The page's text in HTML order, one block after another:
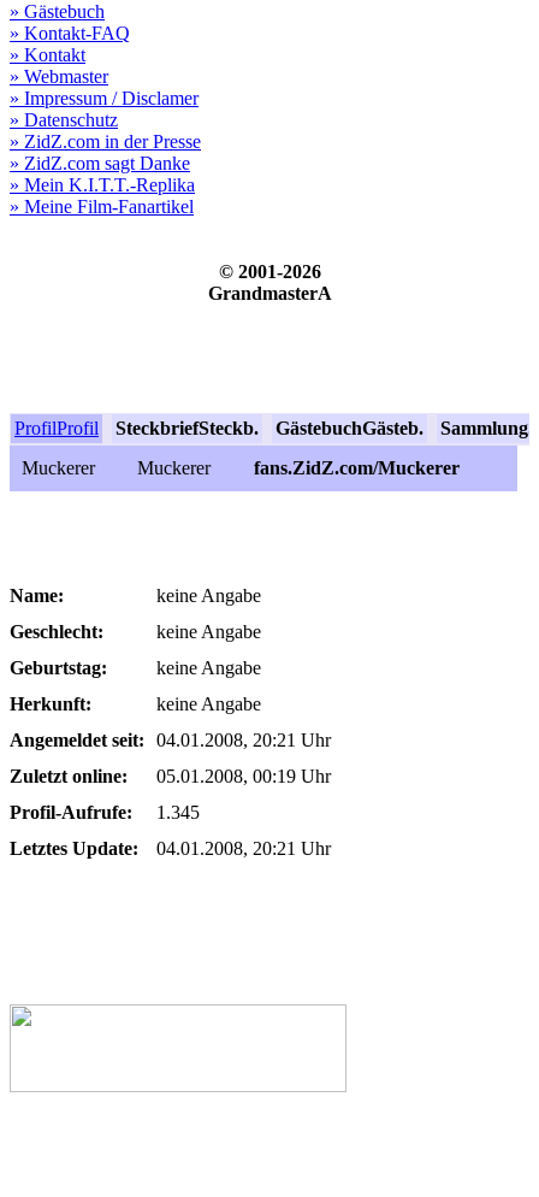
» Gästebuch
» Kontakt-FAQ
» Kontakt
» Webmaster
» Impressum / Disclamer
» Datenschutz
» ZidZ.com in der Presse
» ZidZ.com sagt Danke
» Mein K.I.T.T.-Replika
» Meine Film-Fanartikel
© 2001-2026
GrandmasterA
ProfilProfil SteckbriefSteckb. GästebuchGästeb. Sammlung
Muckerer
Muckerer fans.ZidZ.com/Muckerer
Name:
keine Angabe
Geschlecht:
keine Angabe
Geburtstag:
keine Angabe
Herkunft:
keine Angabe
Angemeldet seit:
04.01.2008, 20:21 Uhr
Zuletzt online:
05.01.2008, 00:19 Uhr
Profil-Aufrufe:
1.345
Letztes Update:
04.01.2008, 20:21 Uhr